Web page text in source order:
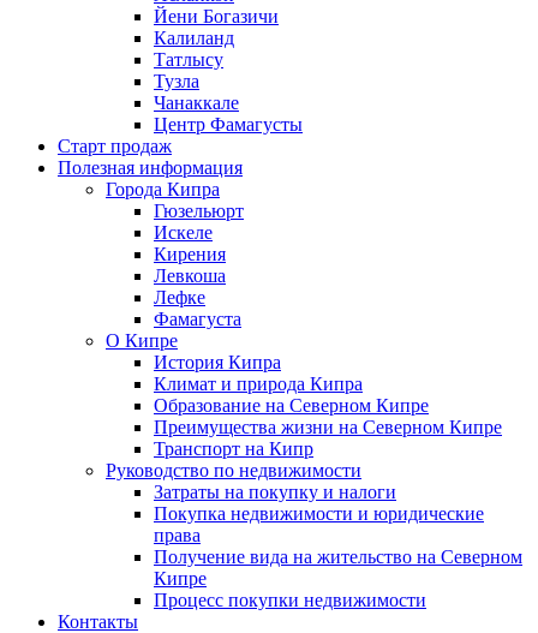
Йени Богазичи
Калиланд
Татлысу
Тузла
Чанаккале
Центр Фамагусты
Старт продаж
Полезная информация
Города Кипра
Гюзельюрт
Искеле
Кирения
Левкоша
Лефке
Фамагуста
О Кипре
История Кипра
Климат и природа Кипра
Образование на Северном Кипре
Преимущества жизни на Северном Кипре
Транспорт на Кипр
Руководство по недвижимости
Затраты на покупку и налоги
Покупка недвижимости и юридические
права
Получение вида на жительство на Северном
Кипре
Процесс покупки недвижимости
Контакты